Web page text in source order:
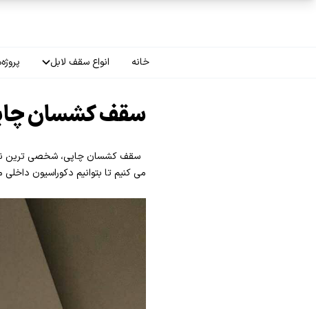
خانه انواع سقف لابل
سقف گلکسی
سقف ترنسپرنت
سقف کشسان
سقف کشسان چاپی، شخصی ترین نوع
می کنیم تا بتوانیم دکوراسیون